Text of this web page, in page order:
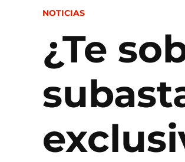
POSTED
NOTICIAS
¿Te